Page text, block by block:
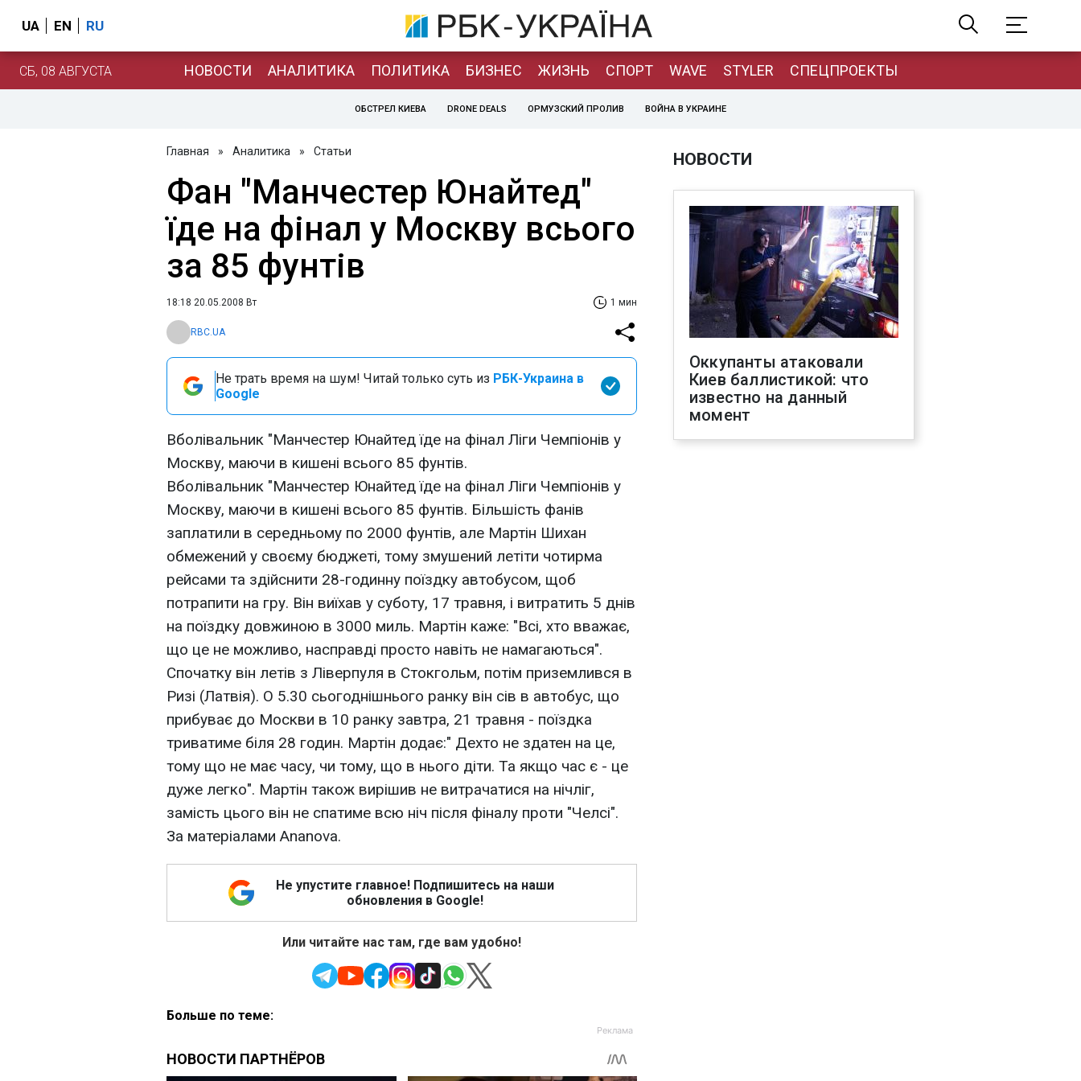
UA EN RU
СБ, 08 АВГУСТА НОВОСТИ АНАЛИТИКА ПОЛИТИКА БИЗНЕС ЖИЗНЬ СПОРТ WAVE STYLER СПЕЦПРОЕКТЫ
ОБСТРЕЛ КИЕВА DRONE DEALS ОРМУЗСКИЙ ПРОЛИВ ВОЙНА В УКРАИНЕ
Главная » Аналитика » Статьи
Фан "Манчестер Юнайтед"
їде на фінал у Москву всього
за 85 фунтів
18:18 20.05.2008 Вт 1 мин
RBC.UA
Не трать время на шум! Читай только суть из РБК-Украина в
Google
Вболівальник "Манчестер Юнайтед їде на фінал Ліги Чемпіонів у
Москву, маючи в кишені всього 85 фунтів.
Вболівальник "Манчестер Юнайтед їде на фінал Ліги Чемпіонів у
Москву, маючи в кишені всього 85 фунтів. Більшість фанів
заплатили в середньому по 2000 фунтів, але Мартін Шихан
обмежений у своєму бюджеті, тому змушений летіти чотирма
рейсами та здійснити 28-годинну поїздку автобусом, щоб
потрапити на гру. Він виїхав у суботу, 17 травня, і витратить 5 днів
на поїздку довжиною в 3000 миль. Мартін каже: "Всі, хто вважає,
що це не можливо, насправді просто навіть не намагаються".
Спочатку він летів з Ліверпуля в Стокгольм, потім приземлився в
Ризі (Латвія). О 5.30 сьогоднішнього ранку він сів в автобус, що
прибуває до Москви в 10 ранку завтра, 21 травня - поїздка
триватиме біля 28 годин. Мартін додає:" Дехто не здатен на це,
тому що не має часу, чи тому, що в нього діти. Та якщо час є - це
дуже легко". Мартін також вирішив не витрачатися на нічліг,
замість цього він не спатиме всю ніч після фіналу проти "Челсі".
За матеріалами Ananova.
Не упустите главное! Подпишитесь на наши
обновления в Google!
Или читайте нас там, где вам удобно!
Больше по теме:
НОВОСТИ
Оккупанты атаковали
Киев баллистикой: что
известно на данный
момент